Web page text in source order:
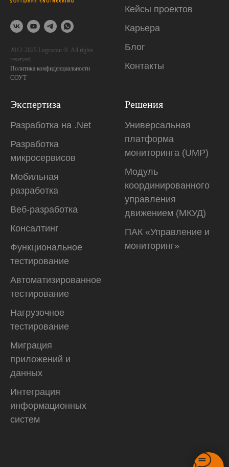
2012-2025 Logrocon ®. All rights
reserved.
Политика конфиденциальности
СОУТ
Кейсы проектов
Карьера
Блог
Контакты
Экспертиза
Разработка на .Net
Разработка
микросервисов
Мобильная
разработка
Веб-разработка
Консалтинг
Функциональное
тестирование
Автоматизирован­ное
тестирование
Нагрузочное
тестирование
Миграция
приложений и
данных
Интеграция
информационных
систем
Решения
Универсальная
платформа
мониторинга (UMP)
Модуль
координированного
управления
движением (МКУД)
ПАК «Управление и
мониторинг»